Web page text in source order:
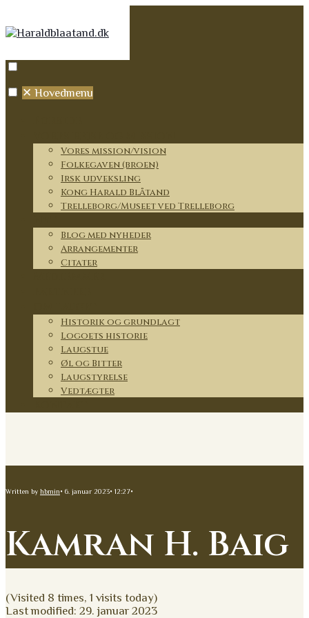
✕ Hovedmenu
Vores mission/vision
Folkegaven (broen)
Irsk udveksling
Kong Harald Blåtand
Trelleborg/Museet ved Trelleborg
Blog med nyheder
Arrangementer
Citater
Historik og grundlagt
Logoets historie
Laugstue
Øl og Bitter
Laugstyrelse
Vedtægter
Written by hbmin• 6. januar 2023• 12:27•
Kamran H. Baig
(Visited 8 times, 1 visits today)
Last modified: 29. januar 2023